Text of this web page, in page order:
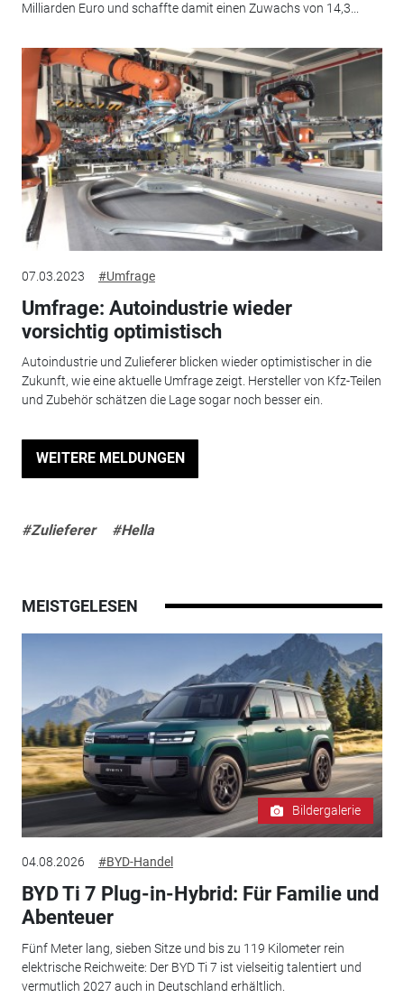
Milliarden Euro und schaffte damit einen Zuwachs von 14,3...
07.03.2023 #Umfrage
Umfrage: Autoindustrie wieder
vorsichtig optimistisch
Autoindustrie und Zulieferer blicken wieder optimistischer in die
Zukunft, wie eine aktuelle Umfrage zeigt. Hersteller von Kfz-Teilen
und Zubehör schätzen die Lage sogar noch besser ein.
WEITERE MELDUNGEN
#Zulieferer #Hella
MEISTGELESEN
Bildergalerie
04.08.2026 #BYD-Handel
BYD Ti 7 Plug-in-Hybrid: Für Familie und
Abenteuer
Fünf Meter lang, sieben Sitze und bis zu 119 Kilometer rein
elektrische Reichweite: Der BYD Ti 7 ist vielseitig talentiert und
vermutlich 2027 auch in Deutschland erhältlich.